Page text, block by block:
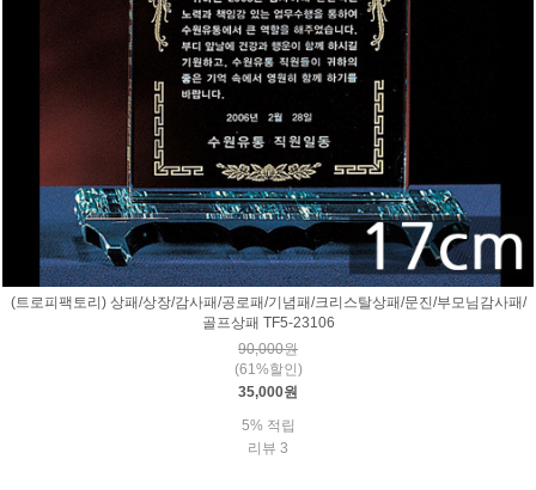
(트로피팩토리) 상패/상장/감사패/공로패/기념패/크리스탈상패/문진/부모님감사패/
골프상패 TF5-23106
90,000원
(61%할인)
35,000원
5% 적립
리뷰 3